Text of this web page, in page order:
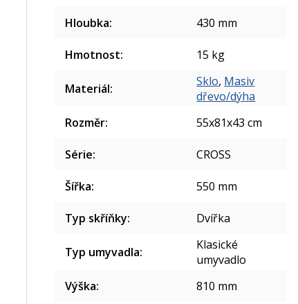
Hloubka: 430 mm
Hmotnost: 15 kg
Materiál: Sklo, Masiv
dřevo/dýha
Rozměr: 55x81x43 cm
Série: CROSS
Šířka: 550 mm
Typ skříňky: Dvířka
Typ umyvadla:
Klasické
umyvadlo
Výška: 810 mm